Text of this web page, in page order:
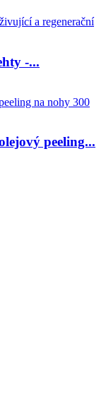
-...
peeling...